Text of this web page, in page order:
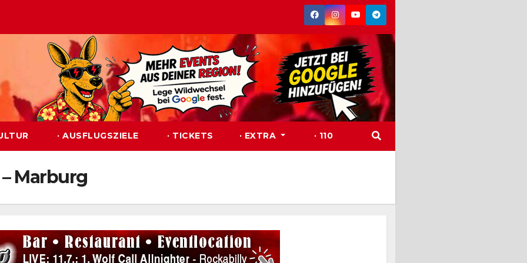
· AUSFLUGSZIELE · TICKETS · EXTRA · 110
Marburg